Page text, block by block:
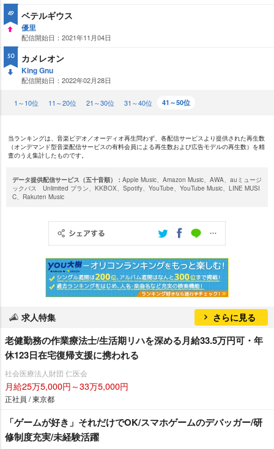
49 ベテルギウス
優里
配信開始日：2021年11月04日
50 カメレオン
King Gnu
配信開始日：2022年02月28日
1～10位 11～20位 21～30位 31～40位 41～50位
当ランキングは、音楽ビデオ／オーディオ再生問わず、各配信サービスより提供された再生数
（オンデマンド型音楽配信サービスの有料会員による再生数および広告モデルの再生数）を精
査のうえ集計したものです。
データ提供配信サービス（五十音順）： Apple Music、Amazon Music、AWA、auミュージ
ックパス Unlimited プラン、KKBOX、Spotify、YouTube、YouTube Music、LINE MUSI
C、Rakuten Music
求人特集 さらに見る
老健勤務の作業療法士/生活期リハを深める月給33.5万円可・年
休123日在宅復帰支援に携われる
社会医療法人財団 仁医会
月給25万5,000円～33万5,000円
正社員 / 東京都
「ゲームが好き」それだけでOK/スマホゲームのデバッガー/研
修制度充実/未経験活躍